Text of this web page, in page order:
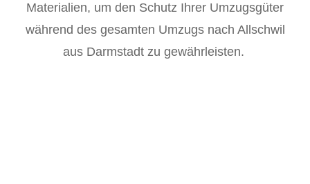
Materialien, um den Schutz Ihrer Umzugsgüter
während des gesamten Umzugs nach Allschwil
aus Darmstadt zu gewährleisten.